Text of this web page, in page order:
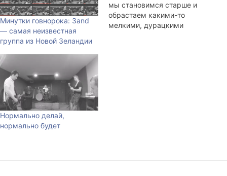
Минутки говнорока: 3and
— самая неизвестная
группа из Новой Зеландии
мы становимся старше и
обрастаем какими-то
мелкими, дурацкими
Нормально делай,
нормально будет